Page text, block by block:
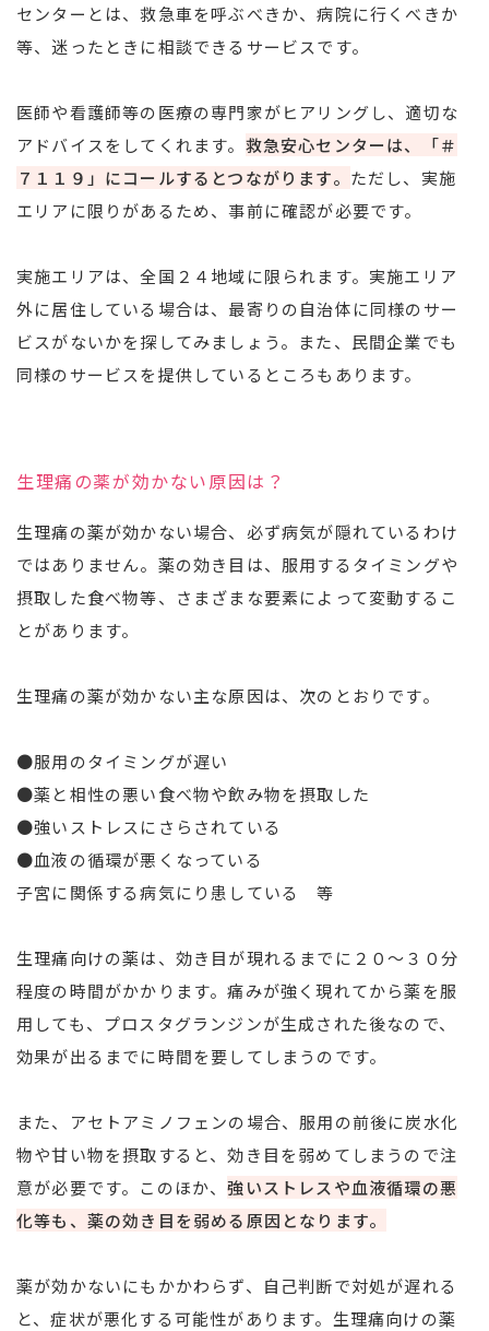
センターとは、救急車を呼ぶべきか、病院に行くべきか
等、迷ったときに相談できるサービスです。
医師や看護師等の医療の専門家がヒアリングし、適切な
アドバイスをしてくれます。 救急安心センターは、「＃
７１１９」にコールするとつながります。 ただし、実施
エリアに限りがあるため、事前に確認が必要です。
実施エリアは、全国２４地域に限られます。実施エリア
外に居住している場合は、最寄りの自治体に同様のサー
ビスがないかを探してみましょう。また、民間企業でも
同様のサービスを提供しているところもあります。
生理痛の薬が効かない原因は？
生理痛の薬が効かない場合、必ず病気が隠れているわけ
ではありません。薬の効き目は、服用するタイミングや
摂取した食べ物等、さまざまな要素によって変動するこ
とがあります。
生理痛の薬が効かない主な原因は、次のとおりです。
●服用のタイミングが遅い
●薬と相性の悪い食べ物や飲み物を摂取した
●強いストレスにさらされている
●血液の循環が悪くなっている
子宮に関係する病気にり患している 等
生理痛向けの薬は、効き目が現れるまでに２０～３０分
程度の時間がかかります。痛みが強く現れてから薬を服
用しても、プロスタグランジンが生成された後なので、
効果が出るまでに時間を要してしまうのです。
また、アセトアミノフェンの場合、服用の前後に炭水化
物や甘い物を摂取すると、効き目を弱めてしまうので注
意が必要です。このほか、強いストレスや血液循環の悪
化等も、薬の効き目を弱める原因となります。
薬が効かないにもかかわらず、自己判断で対処が遅れる
と、症状が悪化する可能性があります。生理痛向けの薬